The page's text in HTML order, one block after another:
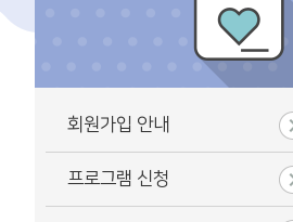
회원가입 안내
프로그램 신청